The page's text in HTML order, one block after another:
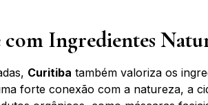
com Ingredientes
Curitiba também valoriza os
forte conexão com a natureza, a